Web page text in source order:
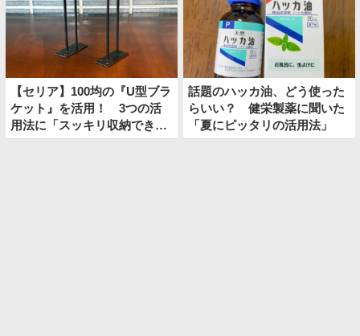
【セリア】100均の『U型ブラ
ケット』を活用！ 3つの活
用法に「スッキリ収納でき
た」
話題のハッカ油、どう使った
らいい？ 健栄製薬に聞いた
「夏にピッタリの活用法」